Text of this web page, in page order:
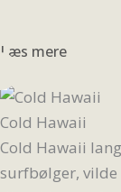
Læs mere
Cold Hawaii
Cold Hawaii
surfbølger,